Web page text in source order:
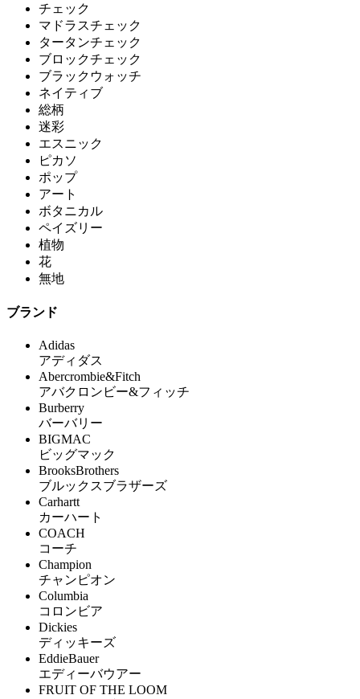
チェック
マドラスチェック
タータンチェック
ブロックチェック
ブラックウォッチ
ネイティブ
総柄
迷彩
エスニック
ピカソ
ポップ
アート
ボタニカル
ペイズリー
植物
花
無地
ブランド
Adidas
アディダス
Abercrombie&Fitch
アバクロンビー&フィッチ
Burberry
バーバリー
BIGMAC
ビッグマック
BrooksBrothers
ブルックスブラザーズ
Carhartt
カーハート
COACH
コーチ
Champion
チャンピオン
Columbia
コロンビア
Dickies
ディッキーズ
EddieBauer
エディーバウアー
FRUIT OF THE LOOM